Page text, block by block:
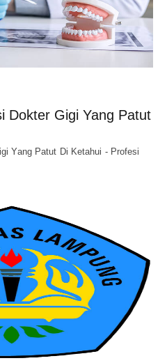
Dokter Gigi Yang Patut
Yang Patut Di Ketahui - Profesi